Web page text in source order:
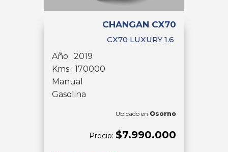
CHANGAN CX70
CX70 LUXURY 1.6
Año : 2019
Kms : 170000
Manual
Gasolina
Ubicado en Osorno
Precio: $7.990.000